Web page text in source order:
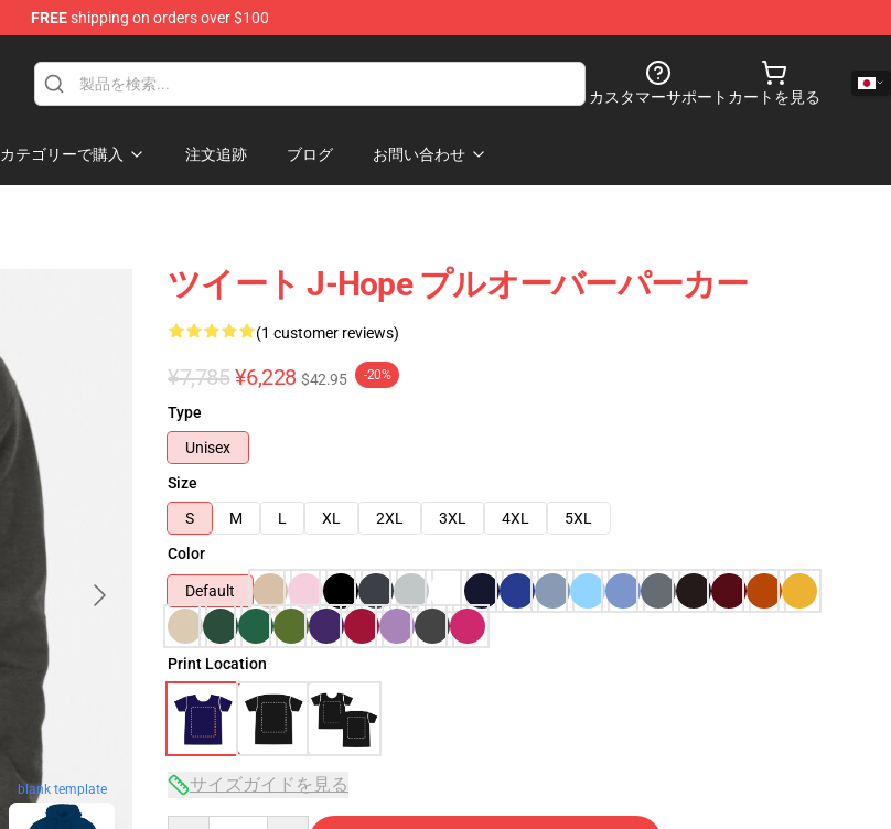
FREEshipping on orders over $100
カスタマーサポート カートを見る
カテゴリーで購入 注文追跡 ブログ お問い合わせ
blank template
ツイート J-Hope プルオーバーパーカー
(1 customer reviews)
¥7,785 ¥6,228 $42.95 -20%
Type
Unisex
Size
S
M L XL 2XL 3XL 4XL
5XL
Color
Default
Print Location
サイズガイドを見る